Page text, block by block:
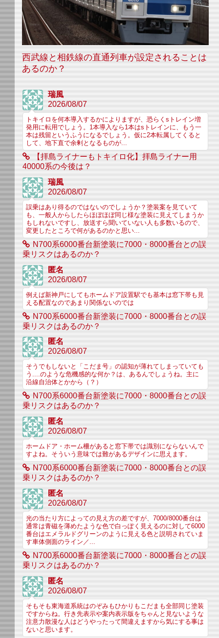
西武線と相鉄線の直通列車が設定されることは
あるのか？
瑞風
2026/08/07
トキイロを何本導入するかによりますが、恐らくsトレイン増
発用に転用でしょう。1本導入なら1本はsトレインに、もう一
本は残留というふうになるでしょう。仮に2本転属してくると
して、地下直で余剰となるものが...
【拝島ライナーもトキイロ化】拝島ライナー用
40000系の今後は？
瑞風
2026/08/07
誤乗はあり得るのではないのでしょうか？塗装案を見ていて
も、一般人からしたらほぼほぼ同じ様な塗装に見えてしまうか
もしれないですし、放送すら聞いていない人も多数いるので、
変更したところで何があるのかと思い...
N700系6000番台新塗装に7000・8000番台との誤
乗リスクはあるのか？
匿名
2026/08/07
例えば新神戸にしてもホームドア設置駅でも基本は窓下帯も見
える配置なのであまり関係ないのでは
N700系6000番台新塗装に7000・8000番台との誤
乗リスクはあるのか？
匿名
2026/08/07
そうでもしないと「こだま号」の認知が薄れてしまっていても
う....のような危機感的な何か？は、あるんでしょうね。主に
沿線自治体とかから（？）
N700系6000番台新塗装に7000・8000番台との誤
乗リスクはあるのか？
匿名
2026/08/07
ホームドア・ホーム柵があると窓下帯では識別にならないんで
すよね。そういう意味では難があるデザインに思えます。
N700系6000番台新塗装に7000・8000番台との誤
乗リスクはあるのか？
匿名
2026/08/07
光の当たり方によっての見え方の差ですが、7000/8000番台は
通常は青磁を薄めたような色で白っぽく見えるのに対して6000
番台はエメラルドグリーンのように見える色と説明されていま
す車体側面のライン／...
N700系6000番台新塗装に7000・8000番台との誤
乗リスクはあるのか？
匿名
2026/08/07
そもそも東海道系統はのぞみもひかりもこだまも全部同じ塗装
ですからね。行き先表示や案内表示版をちゃんと見ないような
注意力散漫な人はどうやったって間違えますから気にする事は
ないと思います。